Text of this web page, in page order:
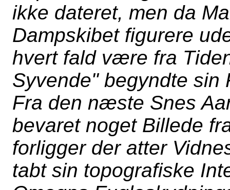
ikke dateret, men da
Dampskibet figurere
hvert fald være fra
Syvende" begyndte sin
Fra den næste Snes
bevaret noget Billede
forligger der atter
tabt sin topografiske